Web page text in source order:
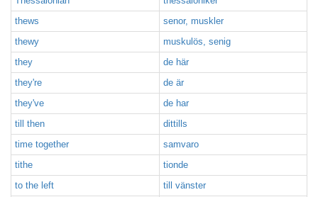
thews
senor, muskler
thewy
muskulös, senig
they
de här
they're
de är
they've
de har
till then
dittills
time together
samvaro
tithe
tionde
to the left
till vänster